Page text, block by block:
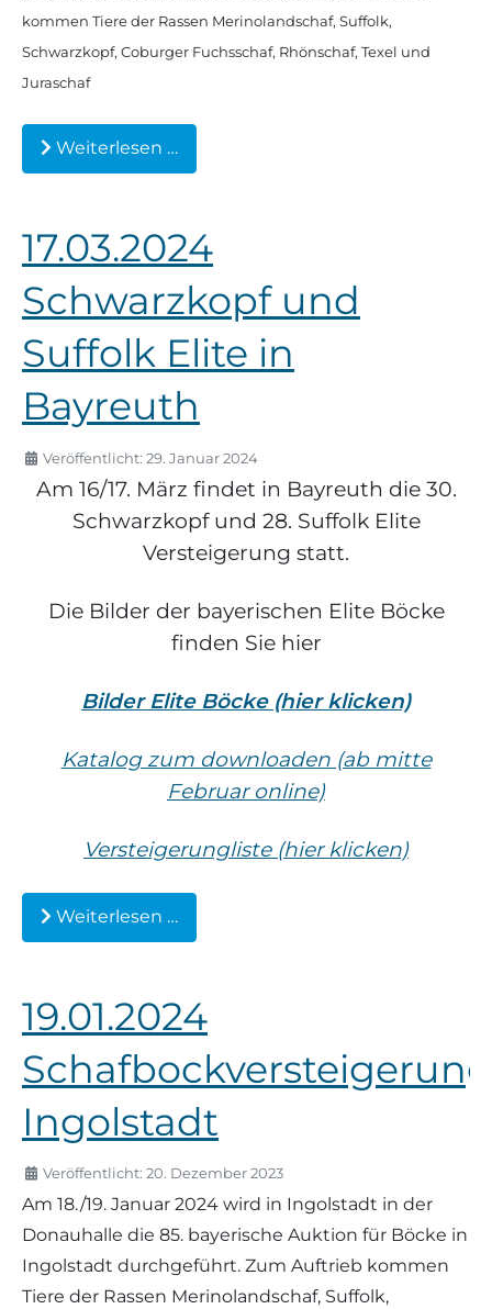
kommen Tiere der Rassen Merinolandschaf, Suffolk,
Schwarzkopf, Coburger Fuchsschaf, Rhönschaf, Texel und
Juraschaf
Weiterlesen …
17.03.2024
Schwarzkopf und
Suffolk Elite in
Bayreuth
Veröffentlicht: 29. Januar 2024
Am 16/17. März findet in Bayreuth die 30.
Schwarzkopf und 28. Suffolk Elite
Versteigerung statt.
Die Bilder der bayerischen Elite Böcke
finden Sie hier
Bilder Elite Böcke (hier klicken)
Katalog zum downloaden (ab mitte
Februar online)
Versteigerungliste (hier klicken)
Weiterlesen …
19.01.2024
Schafbockversteigerung
Ingolstadt
Veröffentlicht: 20. Dezember 2023
Am 18./19. Januar 2024 wird in Ingolstadt in der
Donauhalle die 85. bayerische Auktion für Böcke in
Ingolstadt durchgeführt. Zum Auftrieb kommen
Tiere der Rassen Merinolandschaf, Suffolk,